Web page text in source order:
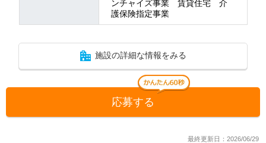
ンチャイズ事業 賃貸住宅 介
護保険指定事業
施設の詳細な情報をみる
応募する
最終更新日：2026/06/29